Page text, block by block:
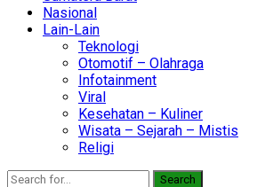
Nasional
Lain-Lain
Teknologi
Otomotif – Olahraga
Infotainment
Viral
Kesehatan – Kuliner
Wisata – Sejarah – Mistis
Religi
Search